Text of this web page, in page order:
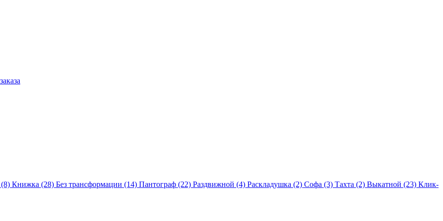
Книжка (28) Без трансформации (14) Пантограф (22) Раздвижной (4) Раскладушка (2) Софа (3) Тахта (2) Выкатной (23) Клик-